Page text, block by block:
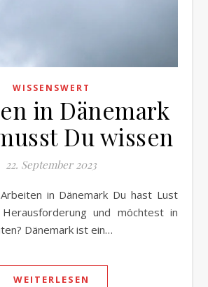
WISSENSWERT
in Dänemark
Du wissen
22. September 2023
und möchtest in
Dänemark ist ein…
WEITERLESEN